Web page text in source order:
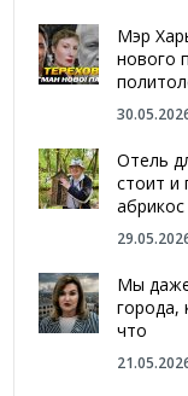
Мэр
нового
Отель
стоит и
абрикос
Мы
города,
что